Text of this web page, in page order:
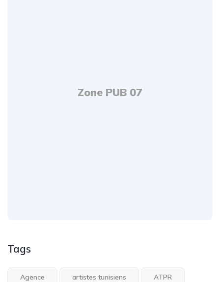
Zone PUB 07
Tags
Agence artistes tunisiens ATPR